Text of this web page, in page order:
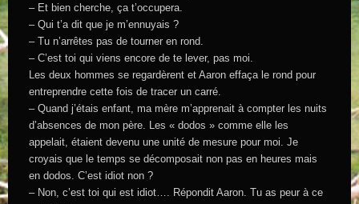
– Et bien cherche, ça t’occupera.
– Qui t’a dit que je m’ennuyais ?
– Tu n’arrêtes pas de tourner en rond.
– C’est toi qui viens encore de te lever, pas moi.
Les deux hommes se regardèrent et Aaron effaça le rond pour
entreprendre cette fois de tracer un carré.
– Quand j’étais enfant, ma mère m’apprenait à compter les nuits
d’absences de mon père. Les « dodos » comme elle les
appelait, étaient devenu une unité de mesure pour moi. Je
croyais que le temps se décomposait non pas en heures mais
en dodos. C’est idiot non ?
– Non, c’est toi qui est idiot…. Répondit Aaron. Tu as peur à ce